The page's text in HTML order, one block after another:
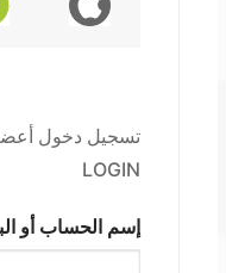
LOGIN
إسم الحساب أو